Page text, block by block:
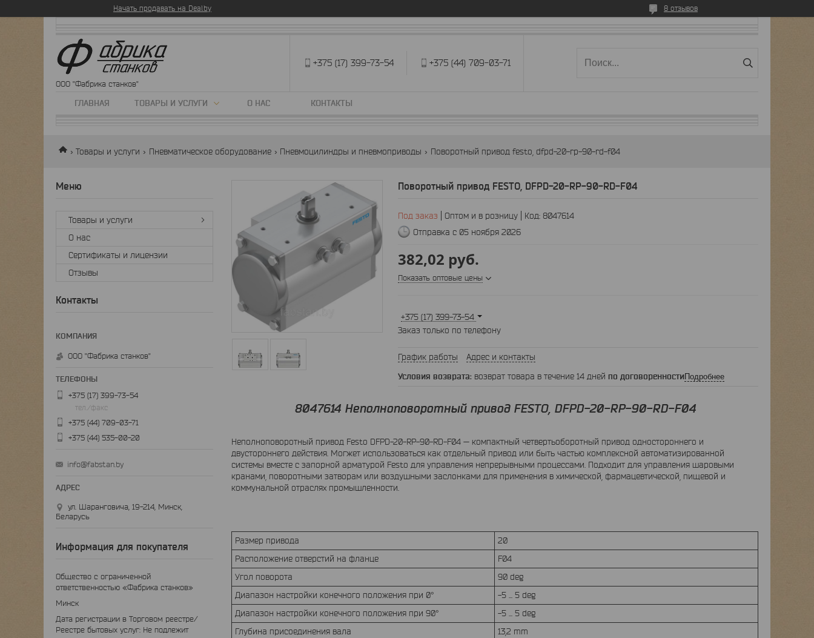
Начать продавать на Deal.by 8 отзывов
ООО "Фабрика станков"
+375 (17) 399-73-54 +375 (44) 709-03-71
ГЛАВНАЯ ТОВАРЫ И УСЛУГИ О НАС КОНТАКТЫ
Товары и услуги Пневматическое оборудование Пневмоцилиндры и пневмоприводы Поворотный привод festo, dfpd-20-rp-90-rd-f04
Поворотный привод FESTO, DFPD-20-RP-90-RD-F04
Под заказ Оптом и в розницу Код: 8047614
Отправка с 05 ноября 2026
382,02 руб.
Показать оптовые цены
+375 (17) 399-73-54
Заказ только по телефону
График работы
Адрес и контакты
возврат товара в течение 14 дней по договоренностиПодробнее
8047614 Неполноповоротный привод FESTO, DFPD-20-RP-90-RD-F04
Неполноповоротный привод Festo DFPD-20-RP-90-RD-F04 — компактный четвертьоборотный привод одностороннего и
двустороннего действия. Могжет использоваться как отдельный привод или быть частью комплексной автоматизированной
системы вместе с запорной арматурой Festo для управления непрерывными процессами. Подходит для управления шаровыми
кранами, поворотными затворам или воздушными заслонками для применения в химической, фармацевтической, пищевой и
коммунальной отраслях промышленности.
Размер привода
20
Расположение отверстий на фланце
F04
Угол поворота
90 deg
Диапазон настройки конечного положения при 0°
-5 ... 5 deg
Диапазон настройки конечного положения при 90°
-5 ... 5 deg
Глубина присоединения вала
13,2 mm
Товары и услуги
О нас
Сертификаты и лицензии
Отзывы
Контакты
ООО "Фабрика станков"
+375 (17) 399-73-54
тел./факс
+375 (44) 709-03-71
+375 (44) 535-00-20
info@fabstan.by
ул. Шаранговича, 19-214, Минск,
Беларусь
Информация для покупателя
Общество с ограниченной
ответственностью «Фабрика станков»
Минск
Дата регистрации в Торговом реестре/
Реестре бытовых услуг: Не подлежит